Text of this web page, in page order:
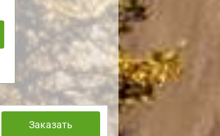
Заказать